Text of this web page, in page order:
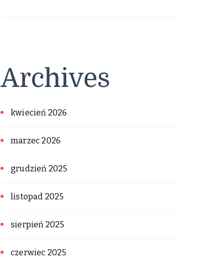
Archives
kwiecień 2026
marzec 2026
grudzień 2025
listopad 2025
sierpień 2025
czerwiec 2025